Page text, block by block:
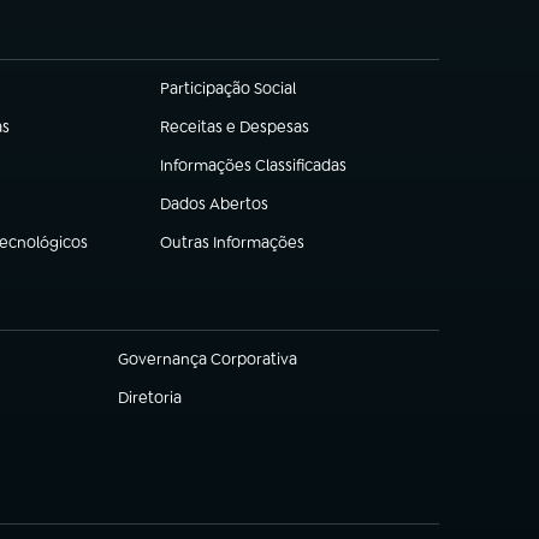
Participação Social
(abre em nova aba)
Receitas e Despesas
(abre em nova aba)
Informações Classificadas
(abre em nova aba)
Dados Abertos
(abre em nova aba)
Outras Informações
(abre em nova aba)
Governança Corporativa
(abre em nova aba)
Diretoria
(abre em nova aba)